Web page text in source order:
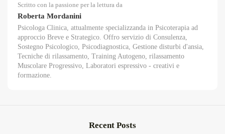
Scritto con la passione per la lettura da
Roberta Mordanini
Psicologa Clinica, attualmente specializzanda in Psicoterapia ad
approccio Breve e Strategico. Offro servizio di Consulenza,
Sostegno Psicologico, Psicodiagnostica, Gestione disturbi d'ansia,
Tecniche di rilassamento, Training Autogeno, rilassamento
Muscolare Progressivo, Laboratori espressivo - creativi e
formazione.
Recent Posts